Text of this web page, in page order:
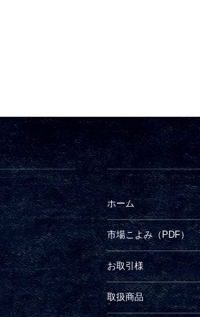
ホーム
市場こよみ（PDF）
お取引様
取扱商品